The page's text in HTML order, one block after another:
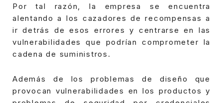
Por tal razón, la empresa se encuentra
alentando a los cazadores de recompensas a
ir detrás de esos errores y centrarse en las
vulnerabilidades que podrían comprometer la
cadena de suministros.
Además de los problemas de diseño que
provocan vulnerabilidades en los productos y